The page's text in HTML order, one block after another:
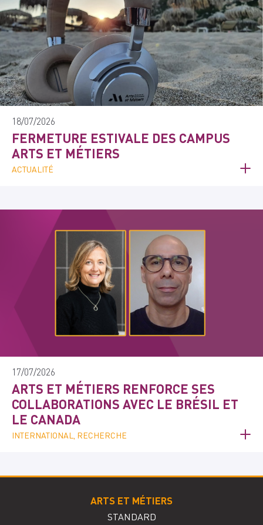
18/07/2026
FERMETURE ESTIVALE DES CAMPUS
ARTS ET MÉTIERS
ACTUALITÉ
17/07/2026
ARTS ET MÉTIERS RENFORCE SES
COLLABORATIONS AVEC LE BRÉSIL ET
LE CANADA
INTERNATIONAL, RECHERCHE
ARTS ET MÉTIERS
STANDARD